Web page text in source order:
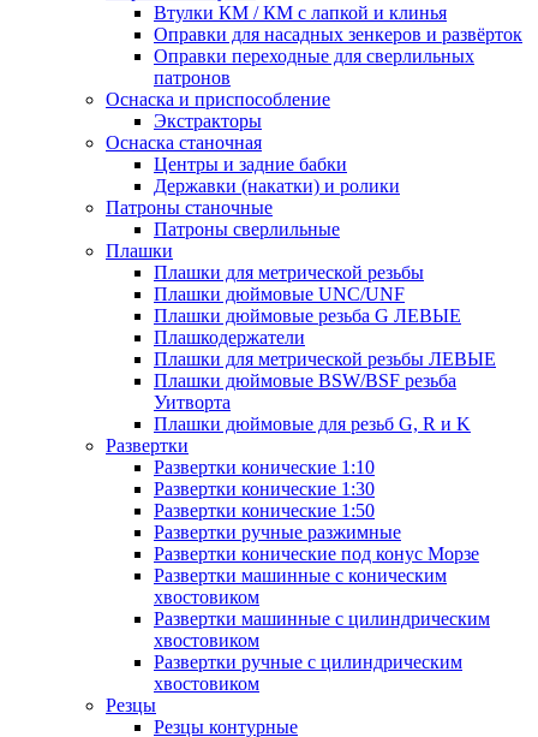
Втулки КМ / КМ с лапкой и клинья
Оправки для насадных зенкеров и развёрток
Оправки переходные для сверлильных
патронов
Оснаска и приспособление
Экстракторы
Оснаска станочная
Центры и задние бабки
Державки (накатки) и ролики
Патроны станочные
Патроны сверлильные
Плашки
Плашки для метрической резьбы
Плашки дюймовые UNC/UNF
Плашки дюймовые резьба G ЛЕВЫЕ
Плашкодержатели
Плашки для метрической резьбы ЛЕВЫЕ
Плашки дюймовые BSW/BSF резьба
Уитворта
Плашки дюймовые для резьб G, R и K
Развертки
Развертки конические 1:10
Развертки конические 1:30
Развертки конические 1:50
Развертки ручные разжимные
Развертки конические под конус Морзе
Развертки машинные с коническим
хвостовиком
Развертки машинные с цилиндрическим
хвостовиком
Развертки ручные с цилиндрическим
хвостовиком
Резцы
Резцы контурные